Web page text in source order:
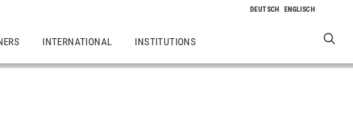
INTERNATIONAL INSTITUTIONS